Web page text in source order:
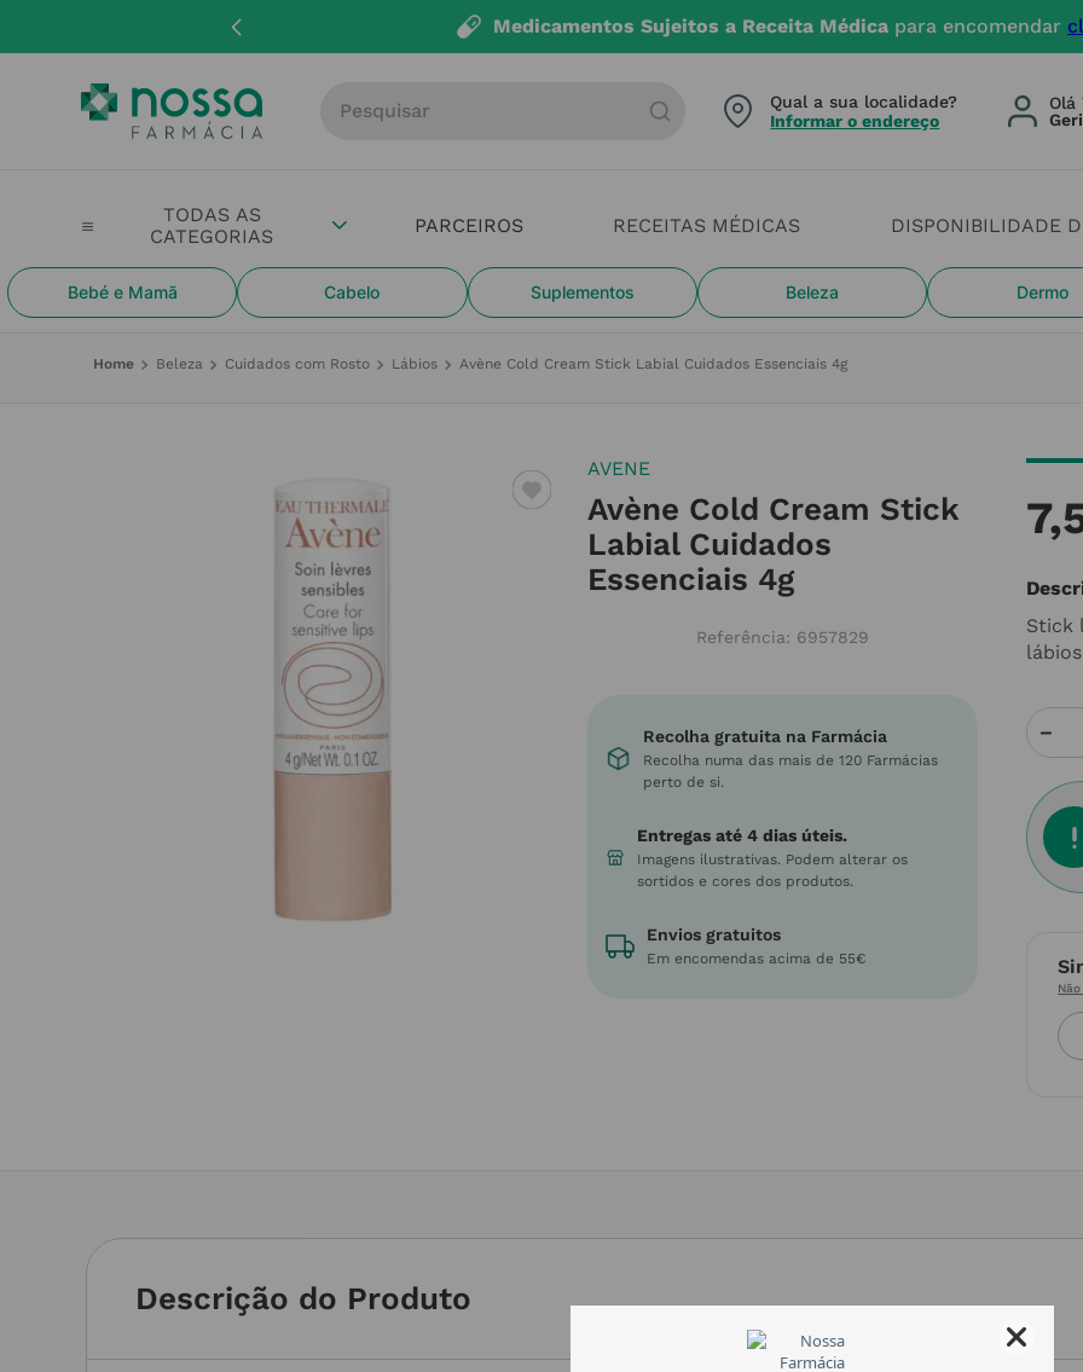
Medicamentos Sujeitos a Receita Médica para encomendar
PARCEIROS RECEITAS MÉDICAS DISPONIBILIDADE
Bebé e Mamã Cabelo Suplementos Beleza Dermo
Qual a sua localidade?
Informar o endereço
Olá
Beleza Cuidados com Rosto Lábios Avène Cold Cream Stick Labial Cuidados Essenciais 4g
AVENE
Avène Cold Cream Stick
Labial Cuidados
Essenciais 4g
Referência: 6957829
Recolha gratuita na Farmácia
Recolha numa das mais de 120 Farmácias
perto de si.
Entregas até 4 dias úteis.
Imagens ilustrativas. Podem alterar os
sortidos e cores dos produtos.
Envios gratuitos
Em encomendas acima de 55€
7,
Stick
－
Descrição do Produto